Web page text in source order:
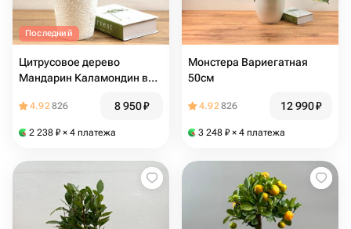
Последний
Цитрусовое дерево
Мандарин Каламондин в
4.92826 8 950₽
2 238 ₽ × 4 платежа
Монстера Вариегатная
50см
4.92826 12 990₽
3 248 ₽ × 4 платежа